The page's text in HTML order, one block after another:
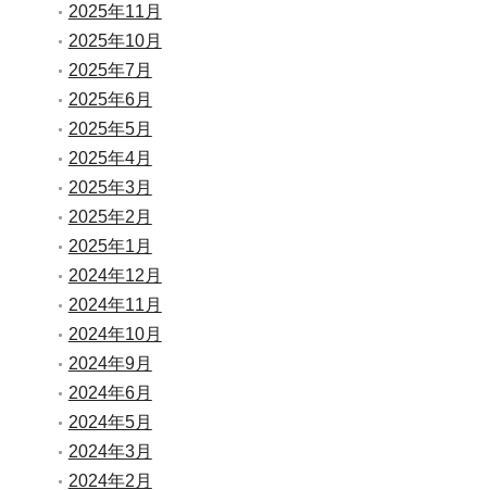
2025年11月
2025年10月
2025年7月
2025年6月
2025年5月
2025年4月
2025年3月
2025年2月
2025年1月
2024年12月
2024年11月
2024年10月
2024年9月
2024年6月
2024年5月
2024年3月
2024年2月